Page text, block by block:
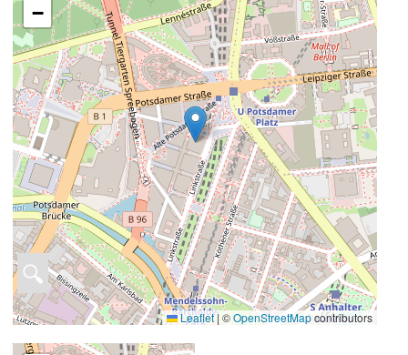
🔍
−
Leaflet|©OpenStreetMapcontributors